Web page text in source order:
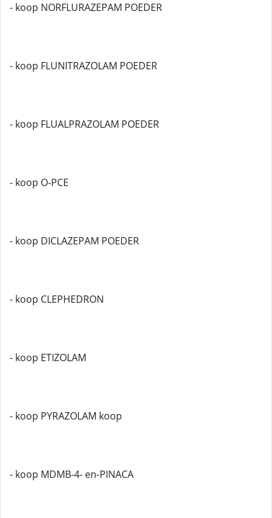
- koop NORFLURAZEPAM POEDER
- koop FLUNITRAZOLAM POEDER
- koop FLUALPRAZOLAM POEDER
- koop O-PCE
- koop DICLAZEPAM POEDER
- koop CLEPHEDRON
- koop ETIZOLAM
- koop PYRAZOLAM koop
- koop MDMB-4- en-PINACA